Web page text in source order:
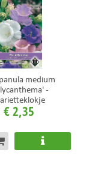
medium
-
€2,35